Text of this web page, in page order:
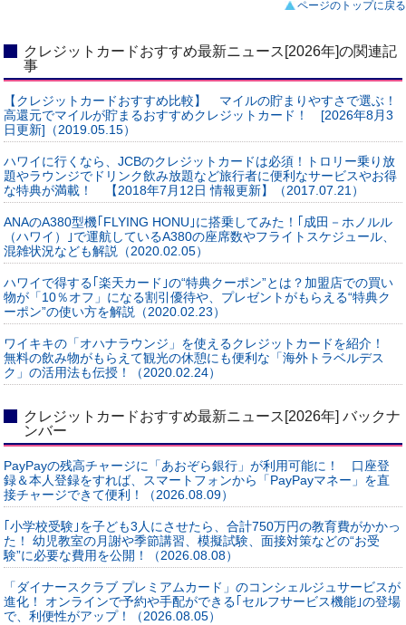
ページのトップに戻る
クレジットカードおすすめ最新ニュース[2026年]の関連記
事
【クレジットカードおすすめ比較】 マイルの貯まりやすさで選ぶ！
高還元でマイルが貯まるおすすめクレジットカード！ [2026年8月3
日更新]（2019.05.15）
ハワイに行くなら、JCBのクレジットカードは必須！トロリー乗り放
題やラウンジでドリンク飲み放題など旅行者に便利なサービスやお得
な特典が満載！ 【2018年7月12日 情報更新】（2017.07.21）
ANAのA380型機｢FLYING HONU｣に搭乗してみた！｢成田－ホノルル
（ハワイ）｣で運航しているA380の座席数やフライトスケジュール、
混雑状況なども解説（2020.02.05）
ハワイで得する｢楽天カード｣の“特典クーポン”とは？加盟店での買い
物が「10％オフ」になる割引優待や、プレゼントがもらえる“特典ク
ーポン”の使い方を解説（2020.02.23）
ワイキキの「オハナラウンジ」を使えるクレジットカードを紹介！
無料の飲み物がもらえて観光の休憩にも便利な「海外トラベルデス
ク」の活用法も伝授！（2020.02.24）
クレジットカードおすすめ最新ニュース[2026年] バックナ
ンバー
PayPayの残高チャージに「あおぞら銀行」が利用可能に！ 口座登
録＆本人登録をすれば、スマートフォンから「PayPayマネー」を直
接チャージできて便利！（2026.08.09）
｢小学校受験｣を子ども3人にさせたら、合計750万円の教育費がかかっ
た！ 幼児教室の月謝や季節講習、模擬試験、面接対策などの“お受
験”に必要な費用を公開！（2026.08.08）
「ダイナースクラブ プレミアムカード」のコンシェルジュサービスが
進化！ オンラインで予約や手配ができる｢セルフサービス機能｣の登場
で、利便性がアップ！（2026.08.05）